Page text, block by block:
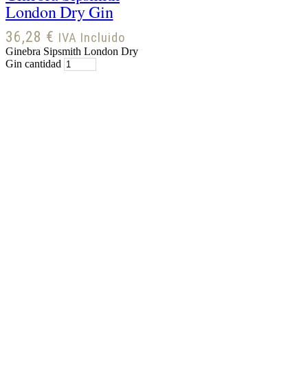
London Dry Gin
36,28 € IVA Incluido
Ginebra Sipsmith London Dry
Gin cantidad